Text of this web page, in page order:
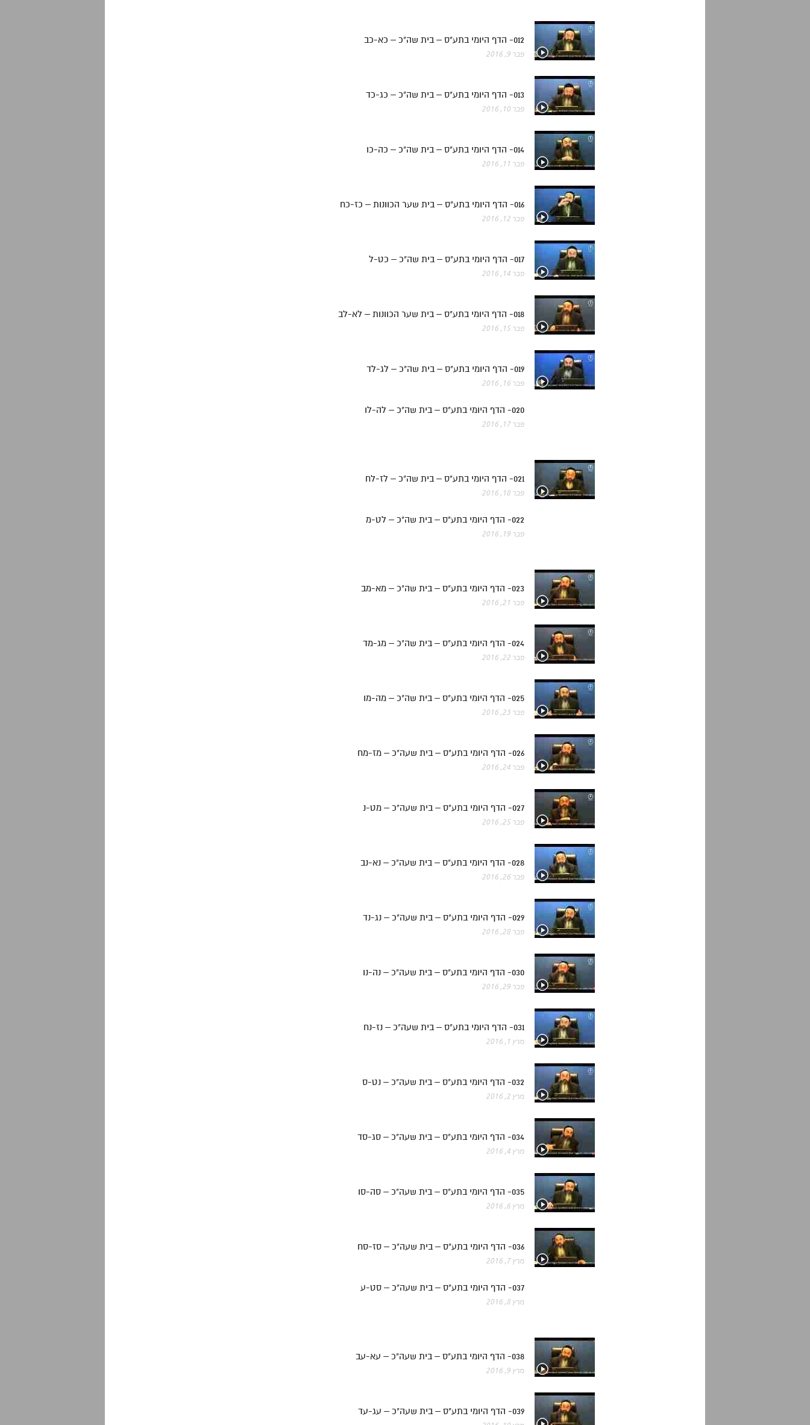
012- הדף היומי בתע"ס – בית שה"כ – כא-כב
פבר 9, 2016
013- הדף היומי בתע"ס – בית שה"כ – כג-כד
פבר 10, 2016
014- הדף היומי בתע"ס – בית שה"כ – כה-כו
פבר 11, 2016
016- הדף היומי בתע"ס – בית שער הכוונות – כז-כח
פבר 12, 2016
017- הדף היומי בתע"ס – בית שה"כ – כט-ל
פבר 14, 2016
018- הדף היומי בתע"ס – בית שער הכוונות – לא-לב
פבר 15, 2016
019- הדף היומי בתע"ס – בית שה"כ – לג-לד
פבר 16, 2016
020- הדף היומי בתע"ס – בית שה"כ – לה-לו
פבר 17, 2016
021- הדף היומי בתע"ס – בית שה"כ – לז-לח
פבר 18, 2016
022- הדף היומי בתע"ס – בית שה"כ – לט-מ
פבר 19, 2016
023- הדף היומי בתע"ס – בית שה"כ – מא-מב
פבר 21, 2016
024- הדף היומי בתע"ס – בית שה"כ – מג-מד
פבר 22, 2016
025- הדף היומי בתע"ס – בית שה"כ – מה-מו
פבר 23, 2016
026- הדף היומי בתע"ס – בית שעה"כ – מז-מח
פבר 24, 2016
027- הדף היומי בתע"ס – בית שעה"כ – מט-נ
פבר 25, 2016
028- הדף היומי בתע"ס – בית שעה"כ – נא-נב
פבר 26, 2016
029- הדף היומי בתע"ס – בית שעה"כ – נג-נד
פבר 28, 2016
030- הדף היומי בתע"ס – בית שעה"כ – נה-נו
פבר 29, 2016
031- הדף היומי בתע"ס – בית שעה"כ – נז-נח
מרץ 1, 2016
032- הדף היומי בתע"ס – בית שעה"כ – נט-ס
מרץ 2, 2016
034- הדף היומי בתע"ס – בית שעה"כ – סג-סד
מרץ 4, 2016
035- הדף היומי בתע"ס – בית שעה"כ – סה-סו
מרץ 6, 2016
036- הדף היומי בתע"ס – בית שעה"כ – סז-סח
מרץ 7, 2016
037- הדף היומי בתע"ס – בית שעה"כ – סט-ע
מרץ 8, 2016
038- הדף היומי בתע"ס – בית שעה"כ – עא-עב
מרץ 9, 2016
039- הדף היומי בתע"ס – בית שעה"כ – עג-עד